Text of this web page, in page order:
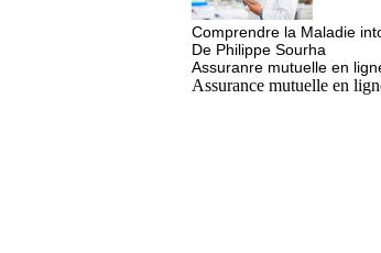
Comprendre la Maladie
De Philippe Sourha
Assuranre mutuelle en
Assurance mutuelle en